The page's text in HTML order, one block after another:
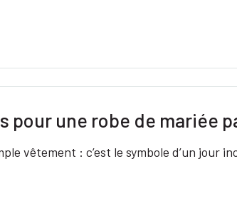
pour une robe de mariée
vêtement : c’est le symbole d’un